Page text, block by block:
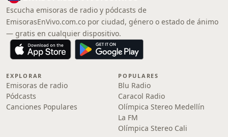
Escucha emisoras de radio y pódcasts de
EmisorasEnVivo.com.co por ciudad, género o estado de ánimo
— gratis en cualquier dispositivo.
EXPLORAR
Emisoras de radio
Pódcasts
Canciones Populares
POPULARES
Blu Radio
Caracol Radio
Olímpica Stereo Medellín
La FM
Olímpica Stereo Cali